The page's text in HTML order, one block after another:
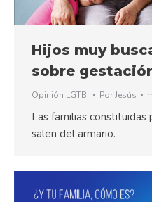
Hijos muy
sobre
Opinión LGTBI PorJesús
Las familias constituidas
salen del armario.